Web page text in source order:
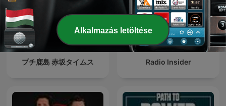
プチ鹿島 赤坂タイムス Radio Insider
Alkalmazás letöltése